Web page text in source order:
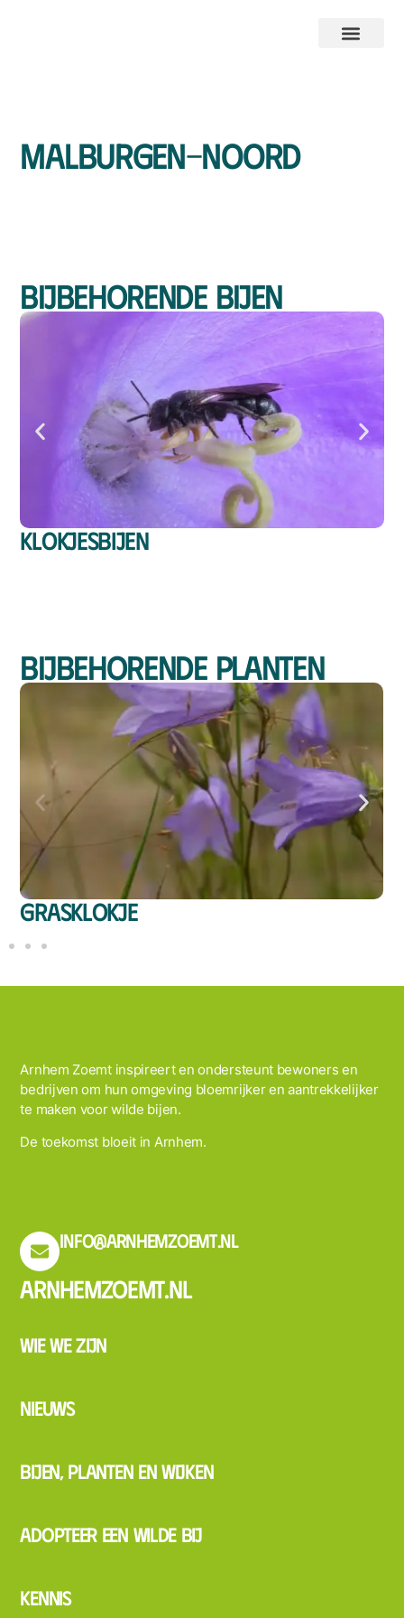
Malburgen-Noord
Bijbehorende bijen
Klokjesbijen
Bijbehorende planten
Grasklokje
Arnhem Zoemt inspireert en ondersteunt bewoners en
bedrijven om hun omgeving bloemrijker en aantrekkelijker
te maken voor wilde bijen.
De toekomst bloeit in Arnhem.
info@arnhemzoemt.nl
Arnhemzoemt.nl
Wie we zijn
Nieuws
Bijen, planten en wijken
Adopteer een wilde bij
Kennis